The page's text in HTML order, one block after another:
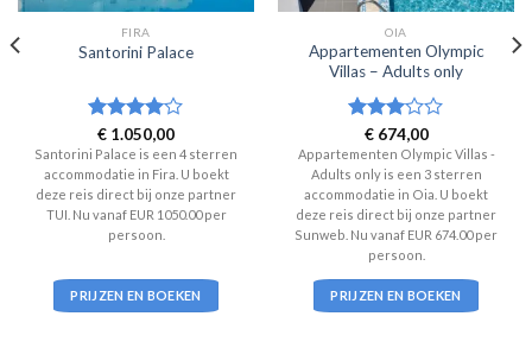
FIRA
Santorini Palace
Waardering
4uit 5
€ 1.050,00
Santorini Palace is een 4 sterren
accommodatie in Fira. U boekt
deze reis direct bij onze partner
TUI. Nu vanaf EUR 1050.00 per
persoon.
PRIJZEN EN BOEKEN
OIA
Appartementen Olympic
Villas – Adults only
Waardering
3uit 5
€674,00
Appartementen Olympic Villas -
Adults only is een 3 sterren
accommodatie in Oia. U boekt
deze reis direct bij onze partner
Sunweb. Nu vanaf EUR 674.00 per
persoon.
PRIJZEN EN BOEKEN